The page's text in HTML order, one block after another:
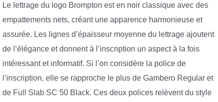
Le lettrage du logo Brompton est en noir classique avec des
empattements nets, créant une apparence harmonieuse et
assurée. Les lignes d’épaisseur moyenne du lettrage ajoutent
de l’élégance et donnent à l’inscription un aspect à la fois
intéressant et informatif. Si l’on considère la police de
l’inscription, elle se rapproche le plus de Gambero Regular et
de Full Slab SC 50 Black. Ces deux polices relèvent du style